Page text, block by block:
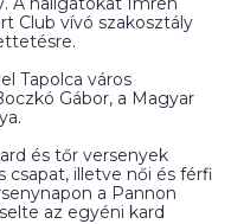
Club vívó szakosztály
Tapolca város
Gábor, a Magyar
és tőr versenyek
illetve női és férfi
a Pannon
az egyéni kard